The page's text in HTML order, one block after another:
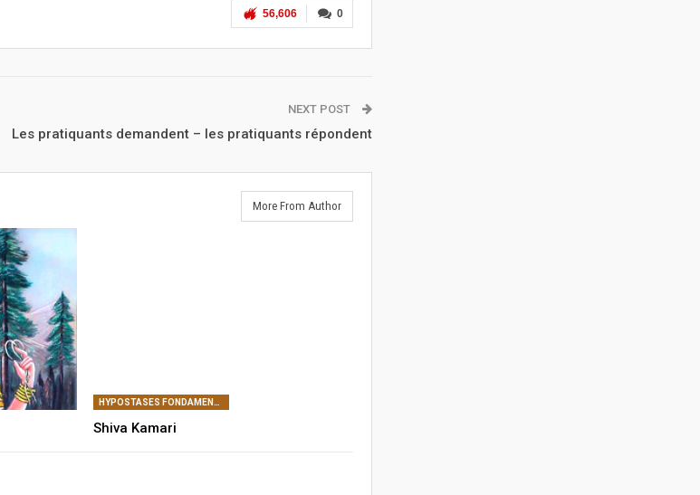
0
56,606
NEXT POST
Les pratiquants demandent – les pratiquants répondent
More From Author
HYPOSTASES FONDAMENTALES DE SHIVA
Shiva Kamari